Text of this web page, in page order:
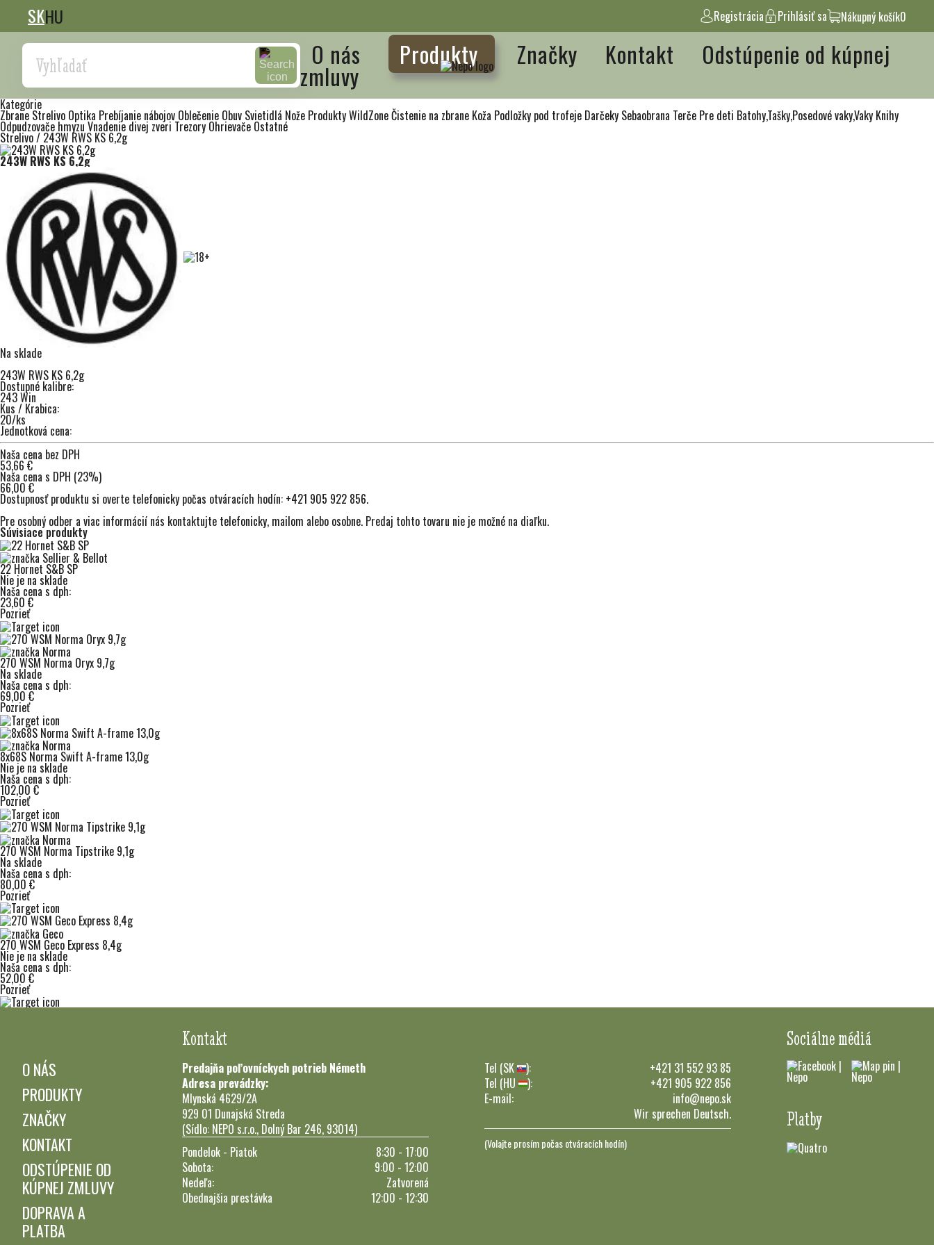
SKHU Registrácia Prihlásiť sa Nákupný košík0
Search O nás Produkty Značky Kontakt Odstúpenie od kúpnej
zmluvy
Kategórie
Zbrane Strelivo Optika Prebíjanie nábojov Oblečenie Obuv Svietidlá Nože Produkty WildZoneČistenie na zbrane Koža Podložky pod trofeje Darčeky Sebaobrana Terče Pre deti Batohy,Tašky,Posedové vaky,Vaky Knihy
Odpudzovače hmyzu Vnadenie divej zveri Trezory Ohrievače Ostatné
Strelivo/ 243W RWS KS 6,2g
243W RWS KS 6,2g
Na sklade
243W RWS KS 6,2g
Dostupné kalibre:
243 Win
Kus / Krabica:
20/ks
Jednotková cena:
Naša cena bez DPH
53,66 €
Naša cena s DPH (23%)
66,00 €
Dostupnosť produktu si overte telefonicky počas otváracích hodín: +421 905 922 856.
Pre osobný odber a viac informácií nás kontaktujte telefonicky, mailom alebo osobne. Predaj tohto tovaru nie je možné na diaľku.
Súvisiace produkty
22 Hornet S&B SP
Nie je na sklade
Naša cena s dph:
23,60 €
Pozrieť
270 WSM Norma Oryx 9,7g
Na sklade
Naša cena s dph:
69,00 €
Pozrieť
8x68S Norma Swift A-frame 13,0g
Nie je na sklade
Naša cena s dph:
102,00 €
Pozrieť
270 WSM Norma Tipstrike 9,1g
Na sklade
Naša cena s dph:
80,00 €
Pozrieť
270 WSM Geco Express 8,4g
Nie je na sklade
Naša cena s dph:
52,00 €
Pozrieť
O NÁS
PRODUKTY
ZNAČKY
KONTAKT
ODSTÚPENIE OD
KÚPNEJ ZMLUVY
DOPRAVA A
PLATBA
Kontakt
Predajňa poľovníckych potrieb Németh
Adresa prevádzky:
Mlynská 4629/2A
929 01 Dunajská Streda
(Sídlo: NEPO s.r.o., Dolný Bar 246, 93014)
Pondelok - Piatok
8:30 - 17:00
Sobota:
9:00 - 12:00
Nedeľa:
Zatvorená
Obednajšia prestávka
12:00 - 12:30
Tel (SK ):
+421 31 552 93 85
Tel (HU
):
+421 905 922 856
E-mail:
info@nepo.sk
Wir sprechen Deutsch.
(Volajte prosím počas otváracích hodín)
Sociálne médiá
Platby